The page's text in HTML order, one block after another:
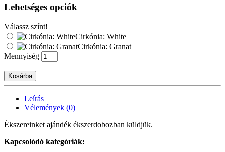
Lehetséges opciók
Válassz színt!
Cirkónia: White
Cirkónia: Granat
Mennyiség
Kosárba
Leírás
Vélemények (0)
Ékszereinket ajándék ékszerdobozban küldjük.
Kapcsolódó kategóriák: